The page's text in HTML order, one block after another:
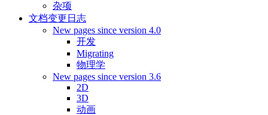
杂项
文档变更日志
New pages since version 4.0
开发
Migrating
物理学
New pages since version 3.6
2D
3D
动画